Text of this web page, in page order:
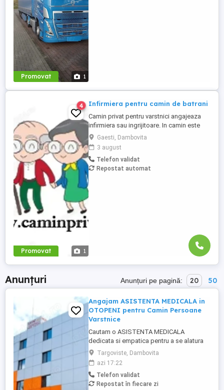
Promovat 1
Promovat 1
4 Infirmiera pentru camin de batrani
Camin privat pentru varstnici angajeaza
infirmiera sau ingrijitoare. In camin este
personal medical 24 7. Asiguram mesele.
Mai multe detalii, la telefon.
Gaesti, Dambovita
3 august
Telefon validat
Repostat automat
Anunțuri Anunțuri pe pagină: 20 50
Angajam ASISTENTA MEDICALA in
OTOPENI pentru Camin Persoane
Varstnice
Cautam o ASISTENTA MEDICALA
dedicata si empatica pentru a se alatura
echipei noastre din OTOPENI, intr-un
Camin de Persoane Varstnice. Candidatul
ideal va fi responsabil a pentru acordarea
ingrijirilor medicale de baza rezidentilor,
monitorizarea starii de sanatate,
Targoviste, Dambovita
azi 17:22
Telefon validat
Repostat în fiecare zi